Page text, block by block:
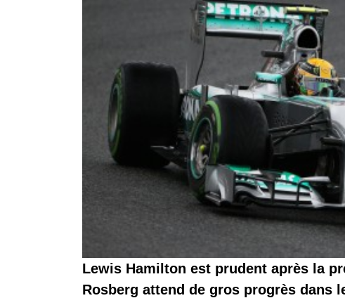
Lewis Hamilton est prudent après la
Rosberg attend de gros progrès dans